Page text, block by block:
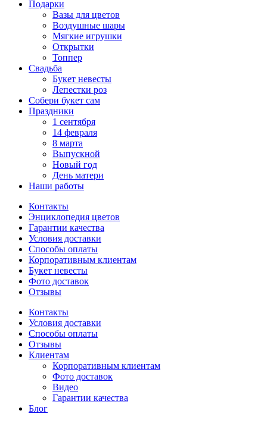
Подарки
Вазы для цветов
Воздушные шары
Мягкие игрушки
Открытки
Топпер
Свадьба
Букет невесты
Лепестки роз
Собери букет сам
Праздники
1 сентября
14 февраля
8 марта
Выпускной
Новый год
День матери
Наши работы
Контакты
Энциклопедия цветов
Гарантии качества
Условия доставки
Способы оплаты
Корпоративным клиентам
Букет невесты
Фото доставок
Отзывы
Контакты
Условия доставки
Способы оплаты
Отзывы
Клиентам
Корпоративным клиентам
Фото доставок
Видео
Гарантии качества
Блог